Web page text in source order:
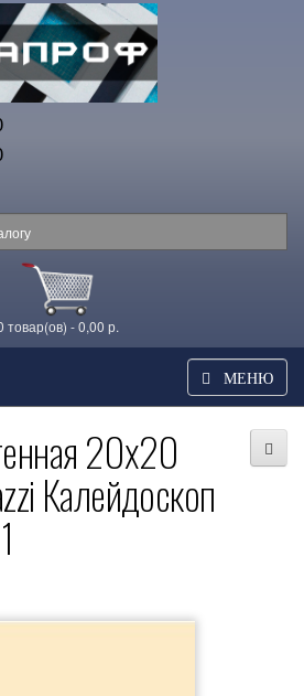
товар(ов) - 0,00 р.
МЕНЮ
20x20
Калейдоскоп